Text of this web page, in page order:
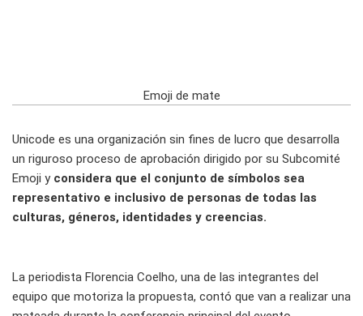
Emoji de mate
Unicode es una organización sin fines de lucro que desarrolla
un riguroso proceso de aprobación dirigido por su Subcomité
Emoji yconsidera que el conjunto de símbolos sea
representativo e inclusivo de personas de todas las
culturas, géneros, identidades y creencias.
La periodista Florencia Coelho, una de las integrantes del
equipo que motoriza la propuesta, contó que van a realizar una